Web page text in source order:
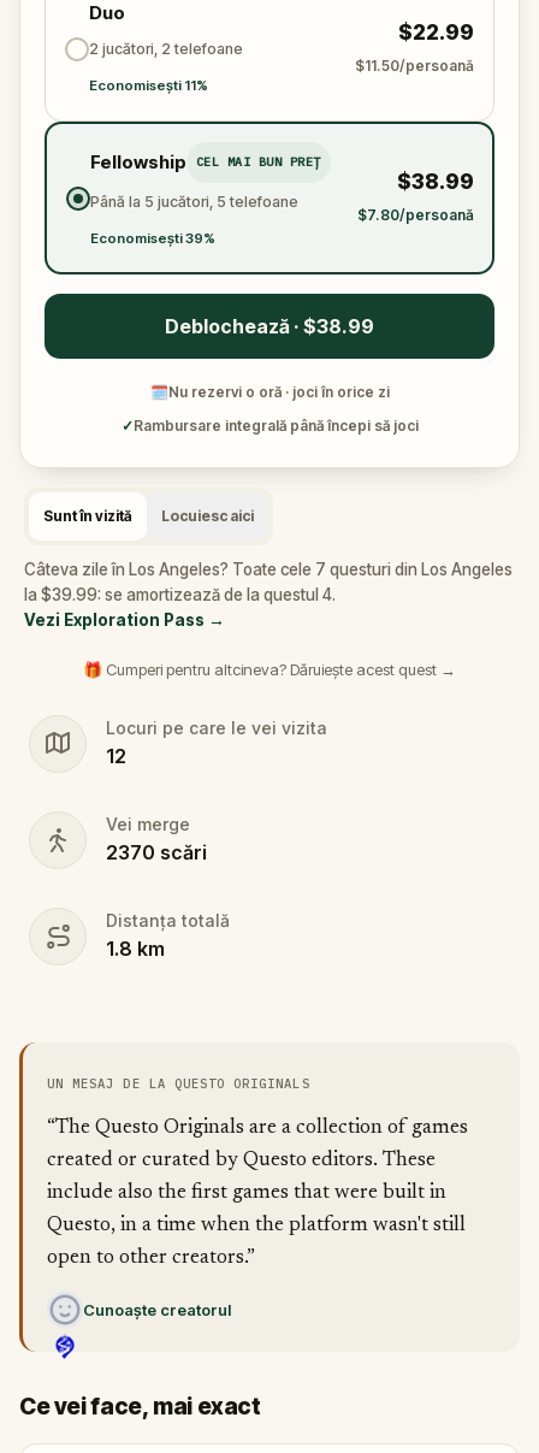
Duo
2 jucători, 2 telefoane
Economisești 11%
$22.99
$11.50/persoană
Fellowship CEL MAI BUN PREȚ
Până la 5 jucători, 5 telefoane
Economisești 39%
$38.99
$7.80/persoană
Deblochează · $38.99
🗓Nu rezervi o oră · joci în orice zi
✓Rambursare integrală până începi să joci
Sunt în vizită Locuiesc aici
Câteva zile în Los Angeles? Toate cele 7 questuri din Los Angeles
la $39.99: se amortizează de la questul 4.
Vezi Exploration Pass →
🎁 Cumperi pentru altcineva? Dăruiește acest quest →
Locuri pe care le vei vizita
12
Vei merge
2370 scări
Distanța totală
1.8 km
UN MESAJ DE LA QUESTO ORIGINALS
“The Questo Originals are a collection of games
created or curated by Questo editors. These
include also the first games that were built in
Questo, in a time when the platform wasn't still
open to other creators.”
Cunoaște creatorul
Ce vei face, mai exact